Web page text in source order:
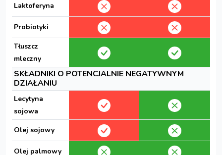
Laktoferyna
Probiotyki
Tłuszcz
mleczny
SKŁADNIKI O POTENCJALNIE NEGATYWNYM
DZIAŁANIU
Lecytyna
sojowa
Olej sojowy
Olej palmowy